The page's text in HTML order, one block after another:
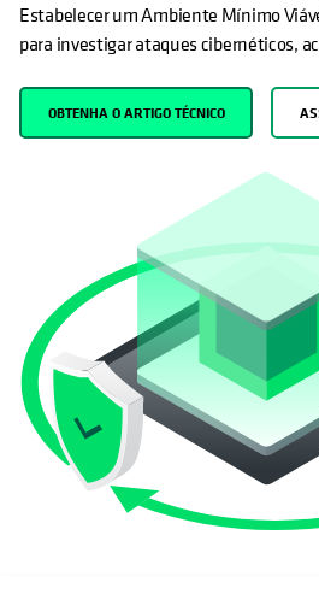
Estabelecer um Ambiente Mínimo
para investigar ataques cibernéticos,
OBTENHA O ARTIGO TÉCNICO